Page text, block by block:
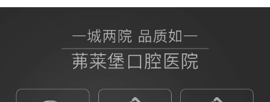
BB授权茀莱堡口腔医院 ITI授